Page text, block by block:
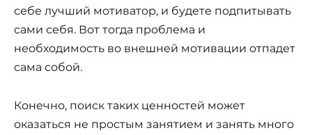
себе лучший мотиватор, и будете подпитывать
сами себя. Вот тогда проблема и
необходимость во внешней мотивации отпадет
сама собой.
Конечно, поиск таких ценностей может
оказаться не простым занятием и занять много